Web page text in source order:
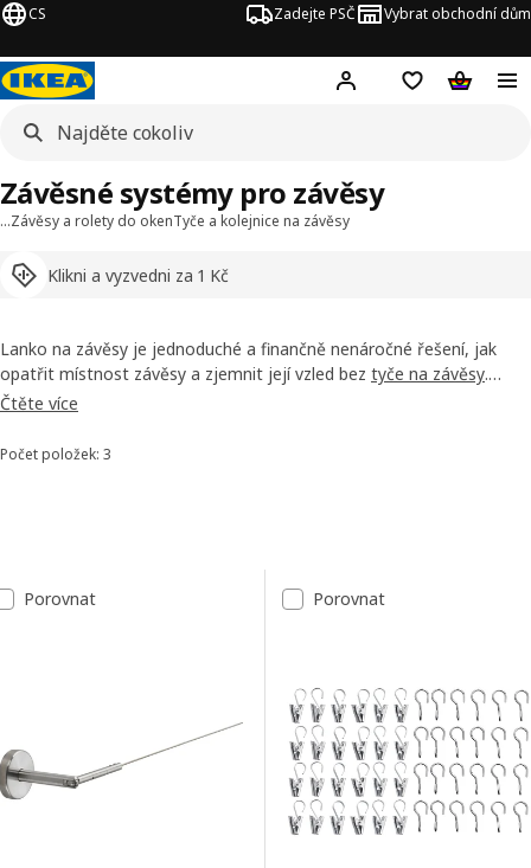
CS Zadejte PSČ Vybrat obchodní dům
Hej! Přihlášení
NákupníNákupní
…Závěsy a rolety do okenTyče a kolejnice na závěsy
Klikni a vyzvedni za 1 Kč
Závěsné systémy pro závěsy
Lanko na závěsy je jednoduché a finančně nenáročné řešení, jak
opatřit místnost závěsy a zjemnit její vzled bez tyče na závěsy.
Naše lanko DIGNITET je univerzální, dá se použít i do rohů a
použít i k rozdělení místnosti. Najděte si zde to nejlepší řešení!
Čtěte více
Seřadit a filtrovat
Počet položek: 3
Seznam výsledků
Porovnat Porovnat